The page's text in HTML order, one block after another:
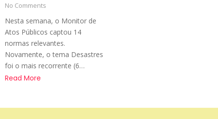
No Comments
Nesta semana, o Monitor de
Atos Públicos captou 14
normas relevantes.
Novamente, o tema Desastres
foi o mais recorrente (6…
Read More